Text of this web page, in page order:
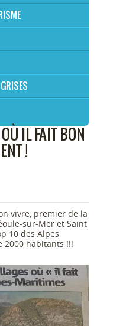
IL FAIT BON
!
vivre, premier de la
sur-Mer et Saint
10 des Alpes
2000 habitants !!!